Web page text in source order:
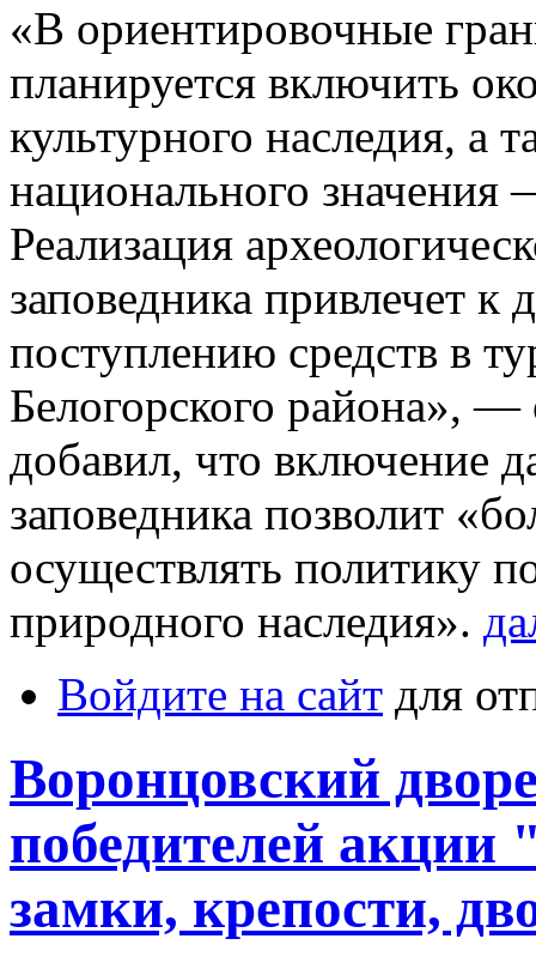
«В ориентировочные
планируется включить
культурного наследия, а
национального
Реализация
заповедника привлечет к
поступлению средств в
Белогорского района», —
добавил, что включение
заповедника позволит
осуществлять политику
природного наследия».
Войдите на сайт для
Воронцовский
победителей
замки, крепости,